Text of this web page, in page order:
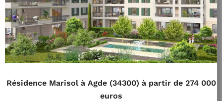
Résidence Marisol à Agde (34300) à partir de 274 000
euros